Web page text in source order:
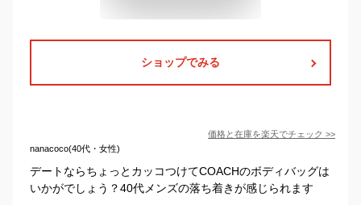
ショップでみる
価格と在庫を楽天でチェック >>
nanacoco(40代・女性)
デートならちょっとカッコつけてCOACHのボディバッグは
いかがでしょう？40代メンズの落ち着きが感じられます